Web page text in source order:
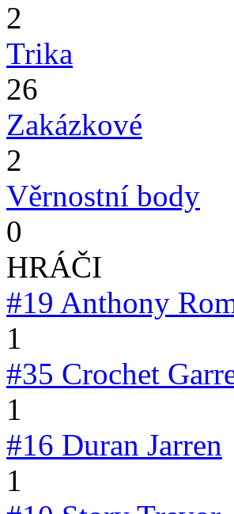
2
Trika
26
Zakázkové
2
Věrnostní body
0
HRÁČI
#19 Anthony
1
#35 Crochet
1
#16 Duran Jarren
1